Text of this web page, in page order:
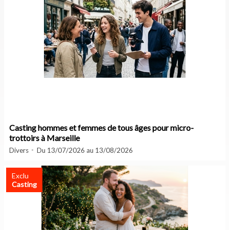
Casting hommes et femmes de tous âges pour micro-
trottoirs à Marseille
Divers Du 13/07/2026 au 13/08/2026
Exclu
Casting